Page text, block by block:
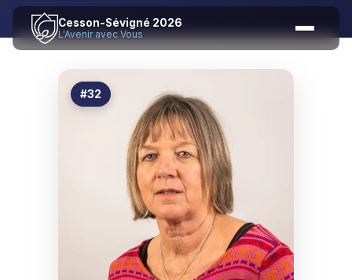
Cesson-Sévigné 2026
L'Avenir avec Vous
#32